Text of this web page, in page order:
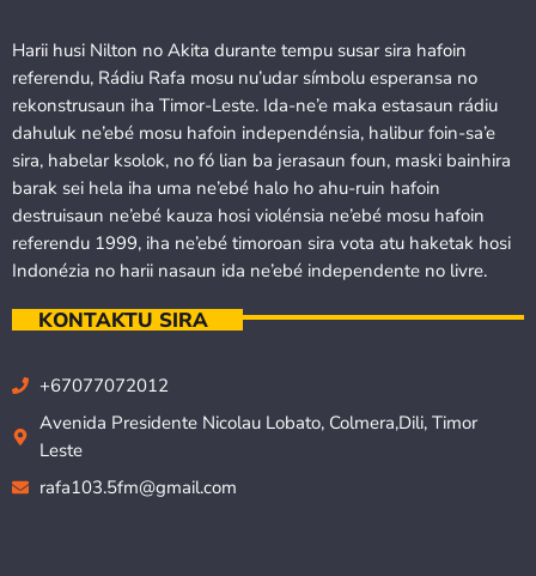
Harii husi Nilton no Akita durante tempu susar sira hafoin
referendu, Rádiu Rafa mosu nu’udar símbolu esperansa no
rekonstrusaun iha Timor-Leste. Ida-ne’e maka estasaun rádiu
dahuluk ne’ebé mosu hafoin independénsia, halibur foin-sa’e
sira, habelar ksolok, no fó lian ba jerasaun foun, maski bainhira
barak sei hela iha uma ne’ebé halo ho ahu-ruin hafoin
destruisaun ne’ebé kauza hosi violénsia ne’ebé mosu hafoin
referendu 1999, iha ne’ebé timoroan sira vota atu haketak hosi
Indonézia no harii nasaun ida ne’ebé independente no livre.
KONTAKTU SIRA
+67077072012
Avenida Presidente Nicolau Lobato, Colmera,Dili, Timor
Leste
rafa103.5fm@gmail.com